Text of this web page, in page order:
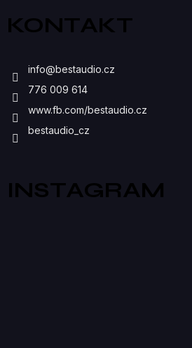
KONTAKT
info@bestaudio.cz
776 009 614
www.fb.com/bestaudio.cz
bestaudio_cz
INSTAGRAM